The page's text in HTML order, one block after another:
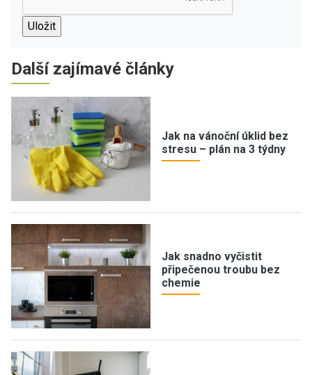
Další zajímavé články
Jak na vánoční úklid bez
stresu – plán na 3 týdny
Jak snadno vyčistit
připečenou troubu bez
chemie